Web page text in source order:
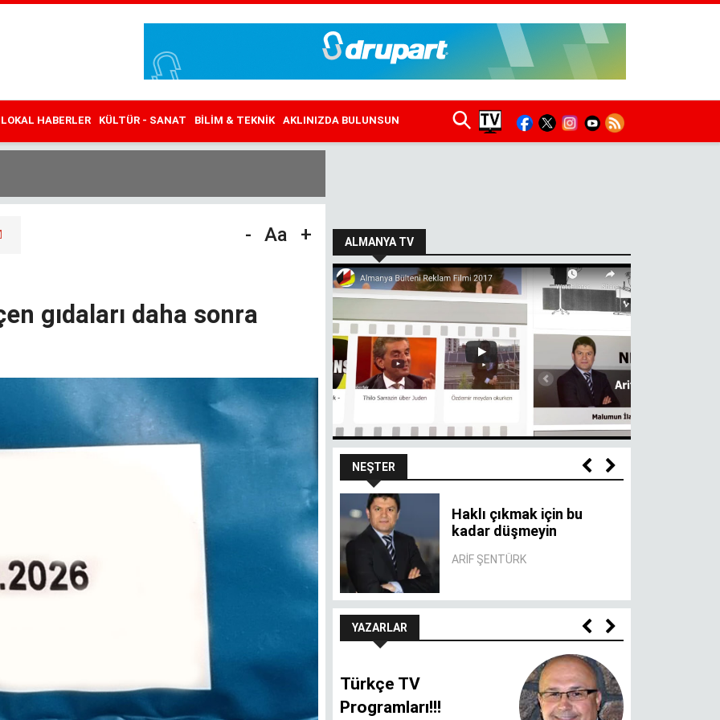
LOKAL HABERLER KÜLTÜR - SANAT BILIM & TEKNIK AKLINIZDA BULUNSUN
- Aa +
gıdaları daha sonra
ALMANYA TV
NEŞTER
100 yaşındaki
devletten 18’lik
delikanlı refleksi
ARIF ŞENTÜRK
Haklı çıkmak için bu
kadar düşmeyin
ARIF ŞENTÜRK
YAZARLAR
Türkçe TV
Programları!!!